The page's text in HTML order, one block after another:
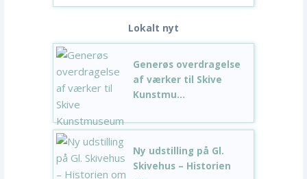
Lokalt nyt
Generøs overdragelse
af værker til Skive
Kunstmu...
Ny udstilling på Gl.
Skivehus – Historien